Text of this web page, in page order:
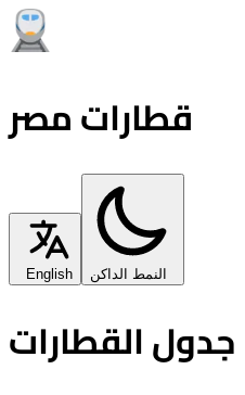
قطارات مصر
English النمط الداكن
جدول القطارات